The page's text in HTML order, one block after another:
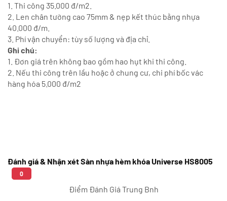
1. Thi công 35.000 đ/m2.
2. Len chân tường cao 75mm & nẹp kết thúc bằng nhựa
40.000 đ/m.
3. Phí vận chuyển: tùy số lượng và địa chỉ.
Ghi chú:
1. Đơn giá trên không bao gồm hao hụt khi thi công.
2. Nếu thi công trên lầu hoặc ở chung cư, chi phí bốc vác
hàng hóa 5.000 đ/m2
Đánh giá & Nhận xét Sàn nhựa hèm khóa Universe HS8005
0
Điểm Đánh Giá Trung Bnh